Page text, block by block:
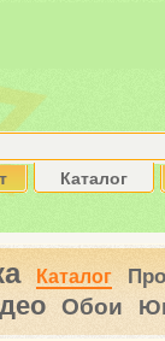
Каталог
Каталог
Обои